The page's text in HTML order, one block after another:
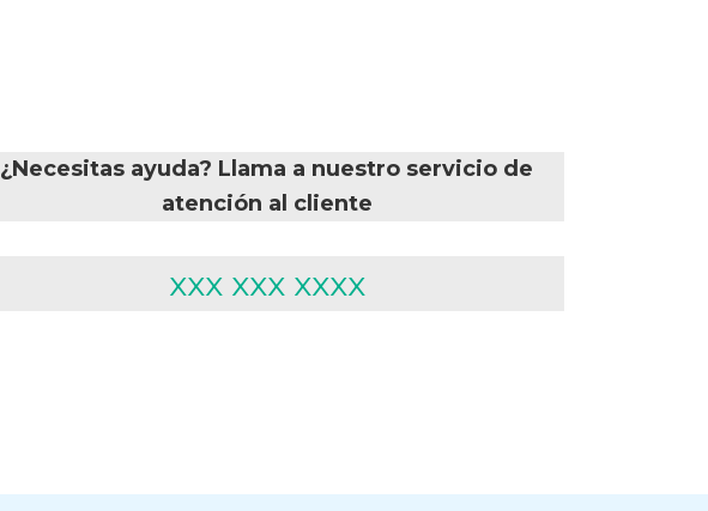
¿Necesitas ayuda? Llama a nuestro servicio de
atención al cliente
xxx xxx xxxx